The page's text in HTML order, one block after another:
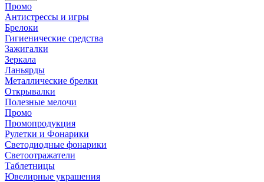
Промо
Антистрессы и игры
Брелоки
Гигиенические средства
Зажигалки
Зеркала
Ланьярды
Металлические брелки
Открывалки
Полезные мелочи
Промо
Промопродукция
Рулетки и Фонарики
Светодиодные фонарики
Светоотражатели
Таблетницы
Ювелирные украшения